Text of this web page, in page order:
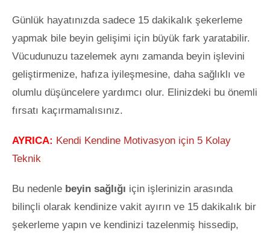
Günlük hayatınızda sadece 15 dakikalık şekerleme
yapmak bile beyin gelişimi için büyük fark yaratabilir.
Vücudunuzu tazelemek aynı zamanda beyin işlevini
geliştirmenize, hafıza iyileşmesine, daha sağlıklı ve
olumlu düşüncelere yardımcı olur. Elinizdeki bu önemli
fırsatı kaçırmamalısınız.
AYRICA: Kendi Kendine Motivasyon için 5 Kolay
Teknik
Bu nedenle beyin sağlığı için işlerinizin arasında
bilinçli olarak kendinize vakit ayırın ve 15 dakikalık bir
şekerleme yapın ve kendinizi tazelenmiş hissedip,